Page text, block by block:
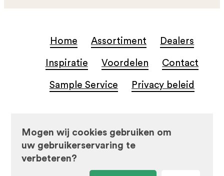
Home Assortiment Dealers
Inspiratie Voordelen Contact
Sample Service Privacy beleid
Mogen wij cookies gebruiken om
uw gebruikerservaring te
verbeteren?